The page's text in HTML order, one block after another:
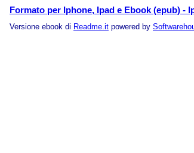
Formato per Iphone, Ipad e Ebook (epub) -
Versione ebook di Readme.it powered by